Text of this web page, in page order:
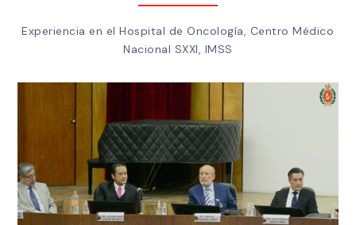
Experiencia en el Hospital de Oncología, Centro Médico
Nacional SXXI, IMSS